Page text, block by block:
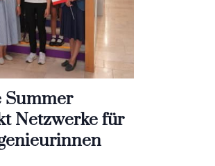
Netzwerke für